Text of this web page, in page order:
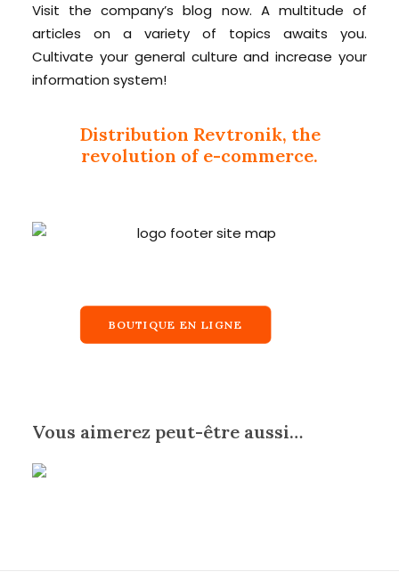
Visit the company’s blog now. A multitude of
articles on a variety of topics awaits you.
Cultivate your general culture and increase your
information system!
Distribution Revtronik, the
revolution of e-commerce.
BOUTIQUE EN LIGNE
Vous aimerez peut-être aussi…